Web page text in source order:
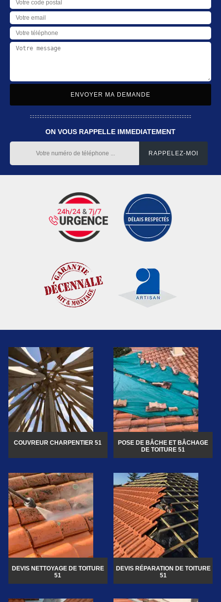
ON VOUS RAPPELLE IMMEDIATEMENT
COUVREUR CHARPENTIER 51
POSE DE BÂCHE ET BÂCHAGE
DE TOITURE 51
DEVIS NETTOYAGE DE TOITURE
51
DEVIS RÉPARATION DE TOITURE
51